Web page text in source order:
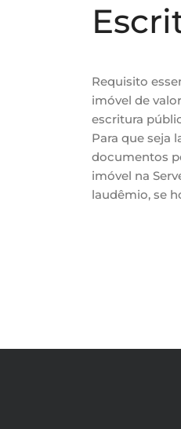
Requisito
imóvel de
escritura
Para que seja
documentos
imóvel na
laudêmio, se